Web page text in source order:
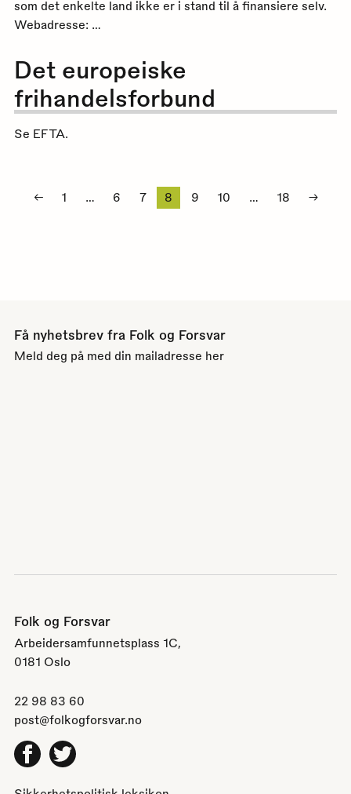
som det enkelte land ikke er i stand til å finansiere selv.
Webadresse: …
Det europeiske
frihandelsforbund
Se EFTA.
Sidepaginering
← 1 … 6 7 8 9 10 … 18 →
Få nyhetsbrev fra Folk og Forsvar
Meld deg på med din mailadresse her
Folk og Forsvar
Arbeidersamfunnetsplass 1C,
0181 Oslo
22 98 83 60
post@folkogforsvar.no
Facebook
Twitter